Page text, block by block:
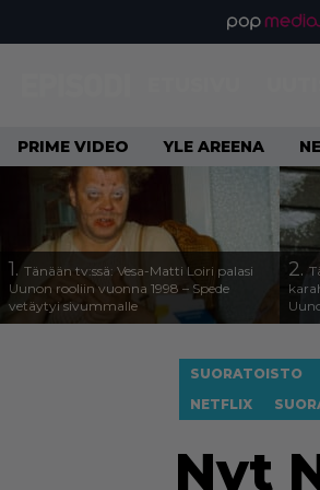
PRIME VIDEO YLE AREENA
1. Tänään tv:ssä: Vesa-Matti Loiri palasi
Uunon rooliin vuonna 1998 – Spede
vetäytyi sivummalle
2.
SUORATOISTO
NETFLIX
Nyt